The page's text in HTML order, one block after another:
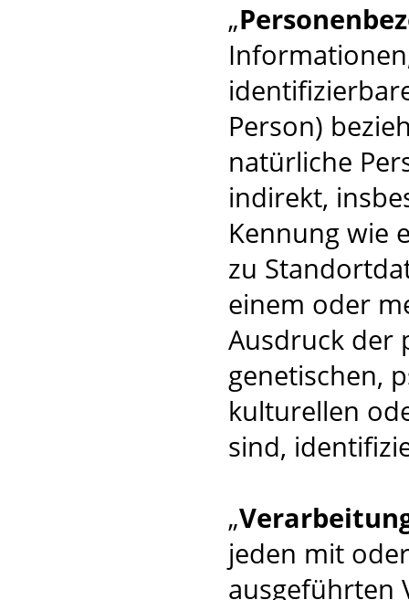
„
Person)
natürliche
indirekt,
Kennung wie
zu
einem oder
Ausdruck der
genetischen,
kulturellen
sind,
„
jeden mit
ausgeführten